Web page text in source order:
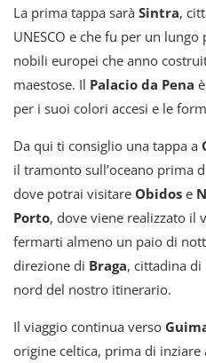
La prima tappa sarà Sintra,
UNESCO e che fu per un
nobili europei che anno
maestose. Il Palacio da Pena
per i suoi colori accesi e le
Da qui ti consiglio una tappa a
il tramonto sull’oceano prima
dove potrai visitare Obidos e
Porto, dove viene realizzato il
fermarti almeno un paio di
direzione di Braga, cittadina
nord del nostro itinerario.
Il viaggio continua verso
origine celtica, prima di inziare